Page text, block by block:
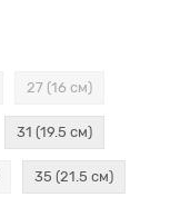
27 (16 см)
31 (19.5 см)
35 (21.5 см)